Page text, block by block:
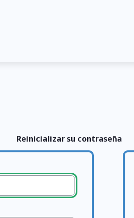
Reinicializar su contraseña